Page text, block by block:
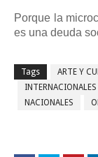
Porque la
es una deuda
Tags ARTE Y
INTERNACIONALES
NACIONALES